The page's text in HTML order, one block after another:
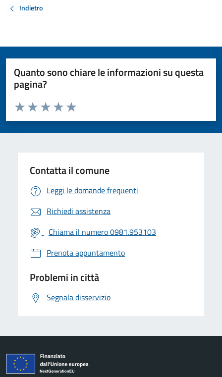
Indietro
Quanto sono chiare le informazioni su questa
pagina?
Valuta da 1 a 5 stelle la pagina
Valuta 5 stelle su 5
Valuta 4 stelle su 5
Valuta 3 stelle su 5
Valuta 2 stelle su 5
Valuta 1 stelle su 5
Contatta il comune
Leggi le domande frequenti
Richiedi assistenza
Chiama il numero 0981.953103
Prenota appuntamento
Problemi in città
Segnala disservizio